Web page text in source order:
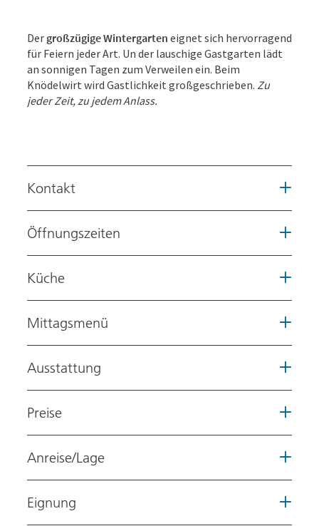
Der großzügige Wintergarten eignet sich hervorragend
für Feiern jeder Art. Un der lauschige Gastgarten lädt
an sonnigen Tagen zum Verweilen ein. Beim
Knödelwirt wird Gastlichkeit großgeschrieben. Zu
jeder Zeit, zu jedem Anlass.
Kontakt
Öffnungszeiten
Küche
Mittagsmenü
Ausstattung
Preise
Anreise/Lage
Eignung